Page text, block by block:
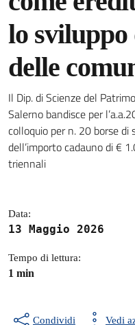
lo
delle
Dettagli
Il Dip. di Scienze del
Salerno bandisce per
colloquio per n. 20 borse
dell’importo cadauno di €
triennali
Data:
13 Maggio 2026
Tempo di lettura:
1 min
Condividi Vedi